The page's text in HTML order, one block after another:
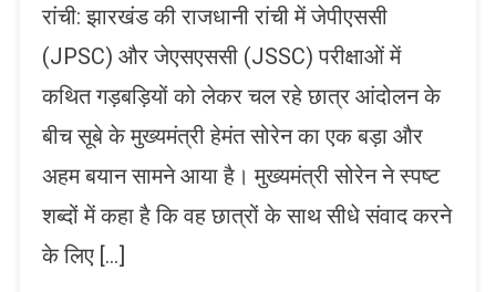
​रांची: झारखंड की राजधानी रांची में जेपीएससी
(JPSC) और जेएसएससी (JSSC) परीक्षाओं में
कथित गड़बड़ियों को लेकर चल रहे छात्र आंदोलन के
बीच सूबे के मुख्यमंत्री हेमंत सोरेन का एक बड़ा और
अहम बयान सामने आया है। मुख्यमंत्री सोरेन ने स्पष्ट
शब्दों में कहा है कि वह छात्रों के साथ सीधे संवाद करने
के लिए […]